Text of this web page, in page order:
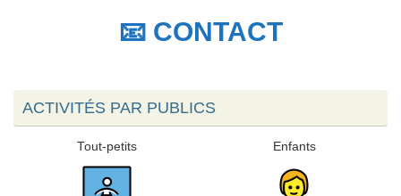
📧 CONTACT
ACTIVITÉS PAR PUBLICS
Tout-petits Enfants